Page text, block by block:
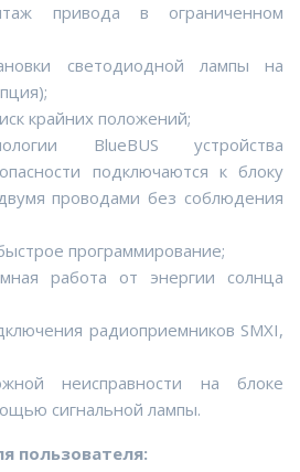
привода в ограниченном
светодиодной лампы на
крайних положений;
BlueBUS устройства
подключаются к блоку
проводами без соблюдения
программирование;
работа от энергии солнца
радиоприемников SMXI,
неисправности на блоке
сигнальной лампы.
пользователя: